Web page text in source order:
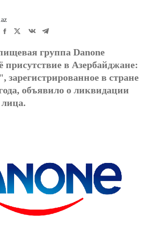
группа Danone
присутствие в Азербайджане:
в стране
объявило о ликвидации